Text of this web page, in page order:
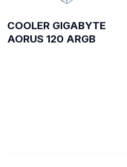
COOLER GIGABYTE
AORUS 120 ARGB